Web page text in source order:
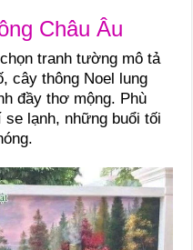
Châu Âu
tranh tường mô tả
cây thông Noel lung
đầy thơ mộng. Phù
lạnh, những buổi tối